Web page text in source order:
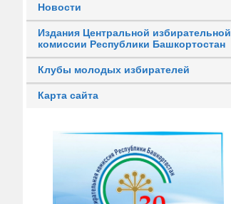
Новости
Издания Центральной избирательной
комиссии Республики Башкортостан
Клубы молодых избирателей
Карта сайта